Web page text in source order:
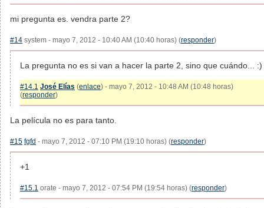
mi pregunta es. vendra parte 2?
#14 system - mayo 7, 2012 - 10:40 AM (10:40 horas) (responder)
La pregunta no es si van a hacer la parte 2, sino que cuándo... :)
#14.1 José Elías (enlace) - mayo 7, 2012 - 10:48 AM (10:48 horas)
(responder)
La película no es para tanto.
#15 fgfd - mayo 7, 2012 - 07:10 PM (19:10 horas) (responder)
+1
#15.1 orate - mayo 7, 2012 - 07:54 PM (19:54 horas) (responder)